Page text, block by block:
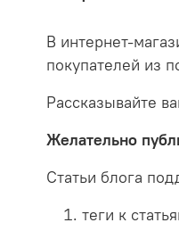
В интернет-
покупателей из
Рассказывайте
Желательно
Статьи блога
теги к